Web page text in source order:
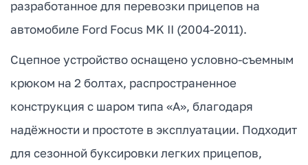
разработанное для перевозки прицепов на
автомобиле Ford Focus MK II (2004-2011).
Сцепное устройство оснащено условно-съемным
крюком на 2 болтах, распространенное
конструкция с шаром типа «А», благодаря
надёжности и простоте в эксплуатации. Подходит
для сезонной буксировки легких прицепов,